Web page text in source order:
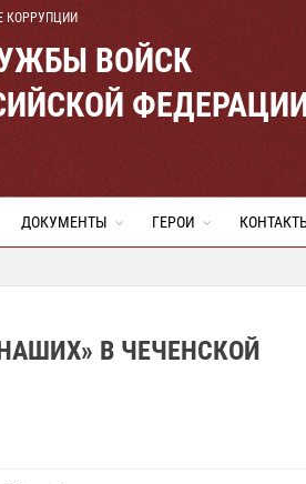
КОРРУПЦИИ
ВОЙСК
ДОКУМЕНТЫ ГЕРОИ
В ЧЕЧЕНСКОЙ